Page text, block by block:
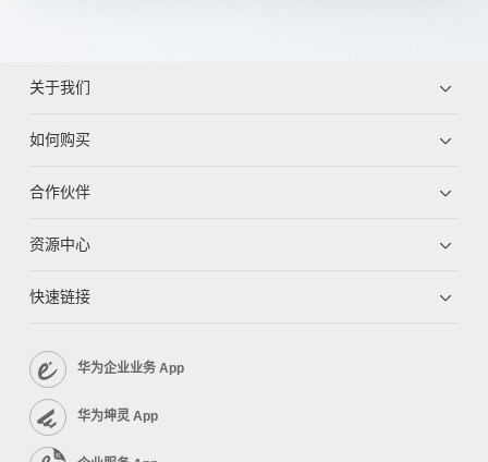
关于我们
如何购买
合作伙伴
资源中心
快速链接
华为企业业务 App
华为坤灵 App